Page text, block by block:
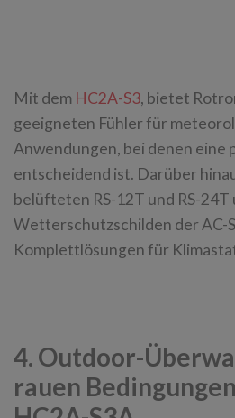
Mit dem HC2A-S3, bietet
geeigneten Fühler für
Anwendungen, bei denen eine
entscheidend ist. Darüber
belüfteten RS-12T und RS-
Wetterschutzschilden der AC-
Komplettlösungen für
4. Outdoor-
rauen